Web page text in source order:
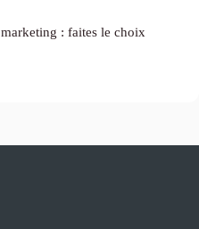
: faites le choix